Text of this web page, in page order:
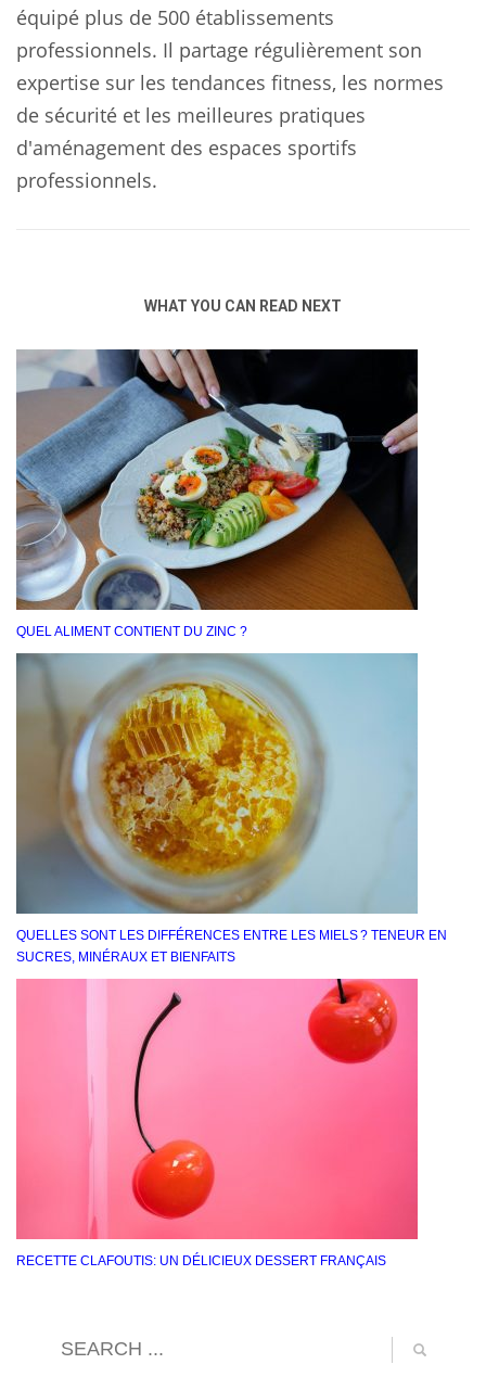
équipé plus de 500 établissements
professionnels. Il partage régulièrement son
expertise sur les tendances fitness, les normes
de sécurité et les meilleures pratiques
d'aménagement des espaces sportifs
professionnels.
WHAT YOU CAN READ NEXT
QUEL ALIMENT CONTIENT DU ZINC ?
QUELLES SONT LES DIFFÉRENCES ENTRE LES MIELS ? TENEUR EN
SUCRES, MINÉRAUX ET BIENFAITS
RECETTE CLAFOUTIS: UN DÉLICIEUX DESSERT FRANÇAIS